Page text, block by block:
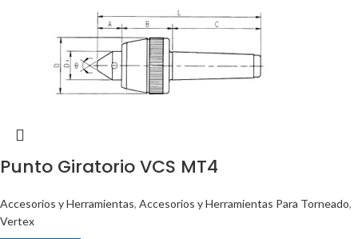
Punto Giratorio VCS MT4
Accesorios y Herramientas, Accesorios y Herramientas Para Torneado,
Vertex